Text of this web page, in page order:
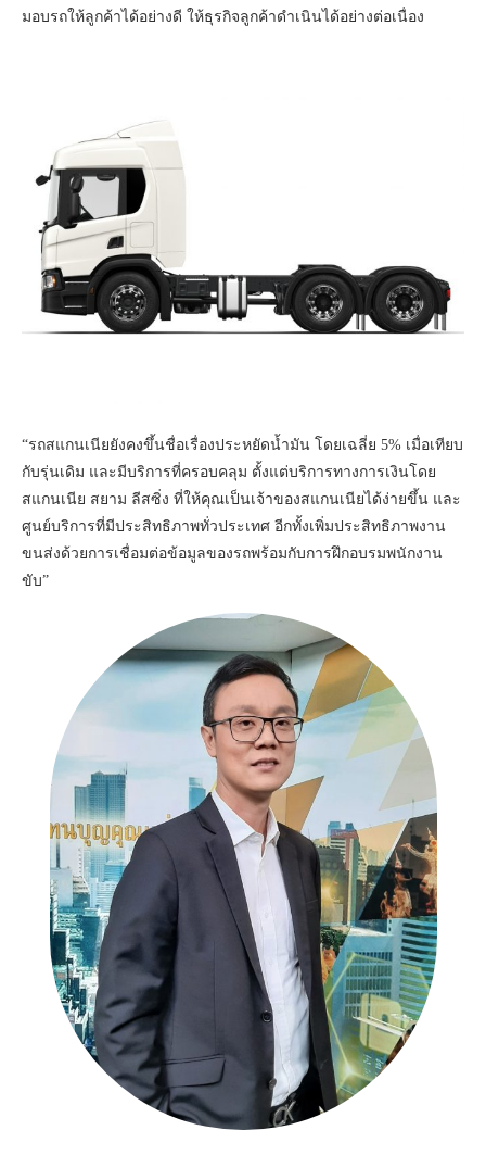
มอบรถให้ลูกค้าได้อย่างดี ให้ธุรกิจลูกค้าดำเนินได้อย่างต่อเนื่อง
“รถสแกนเนียยังคงขึ้นชื่อเรื่องประหยัดน้ำมัน โดยเฉลี่ย 5% เมื่อเทียบ
กับรุ่นเดิม และมีบริการที่ครอบคลุม ตั้งแต่บริการทางการเงินโดย
สแกนเนีย สยาม ลีสซิ่ง ที่ให้คุณเป็นเจ้าของสแกนเนียได้ง่ายขึ้น และ
ศูนย์บริการที่มีประสิทธิภาพทั่วประเทศ อีกทั้งเพิ่มประสิทธิภาพงาน
ขนส่งด้วยการเชื่อมต่อข้อมูลของรถพร้อมกับการฝึกอบรมพนักงาน
ขับ”